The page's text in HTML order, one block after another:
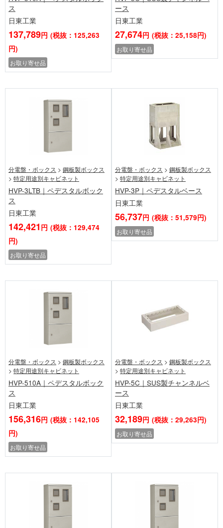
ス
日東工業
137,789円 (税抜：125,263
円)
お取り寄せ品
ース
日東工業
27,674円 (税抜：25,158円)
お取り寄せ品
分電盤・ボックス > 鋼板製ボックス
> 特定用途別キャビネット
HVP-3LTB｜ペデスタルボック
ス
日東工業
142,421 円 (税抜：129,474
円)
お取り寄せ品
分電盤・ボックス > 鋼板製ボックス
> 特定用途別キャビネット
HVP-3P｜ペデスタルベース
日東工業
56,737円 (税抜：51,579円)
お取り寄せ品
分電盤・ボックス > 鋼板製ボックス
> 特定用途別キャビネット
HVP-510A｜ペデスタルボック
ス
日東工業
156,316円 (税抜：142,105
円)
お取り寄せ品
分電盤・ボックス > 鋼板製ボックス
> 特定用途別キャビネット
HVP-5C｜SUS製チャンネルベ
ース
日東工業
32,189円 (税抜：29,263円)
お取り寄せ品